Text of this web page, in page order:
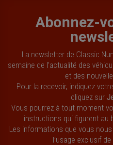
Abonnez-
La newsletter de Classic
semaine de l’actualité des
et des
Pour la recevoir, indiquez
cliquez sur
Vous pourrez à tout moment
instructions qui figurent au
Les informations que vous
l’usage exclusif